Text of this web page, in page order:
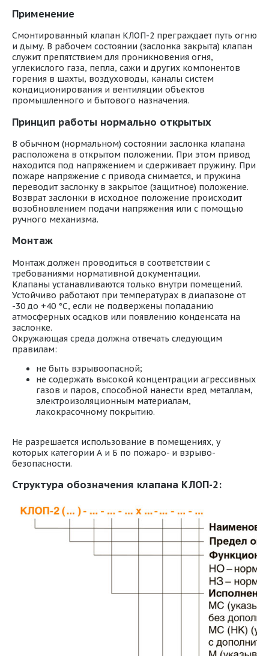
Применение
Смонтированный клапан КЛОП-2 преграждает путь огню
и дыму. В рабочем состоянии (заслонка закрыта) клапан
служит препятствием для проникновения огня,
углекислого газа, пепла, сажи и других компонентов
горения в шахты, воздуховоды, каналы систем
кондиционирования и вентиляции объектов
промышленного и бытового назначения.
Принцип работы нормально открытых
В обычном (нормальном) состоянии заслонка клапана
расположена в открытом положении. При этом привод
находится под напряжением и сдерживает пружину. При
пожаре напряжение с привода снимается, и пружина
переводит заслонку в закрытое (защитное) положение.
Возврат заслонки в исходное положение происходит
возобновлением подачи напряжения или с помощью
ручного механизма.
Монтаж
Монтаж должен проводиться в соответствии с
требованиями нормативной документации.
Клапаны устанавливаются только внутри помещений.
Устойчиво работают при температурах в диапазоне от
-30 до +40 °С, если не подвержены попаданию
атмосферных осадков или появлению конденсата на
заслонке.
Окружающая среда должна отвечать следующим
правилам:
не быть взрывоопасной;
не содержать высокой концентрации агрессивных
газов и паров, способной нанести вред металлам,
электроизоляционным материалам,
лакокрасочному покрытию.
Не разрешается использование в помещениях, у
которых категории А и Б по пожаро- и взрыво-
безопасности.
Структура обозначения клапана КЛОП-2: